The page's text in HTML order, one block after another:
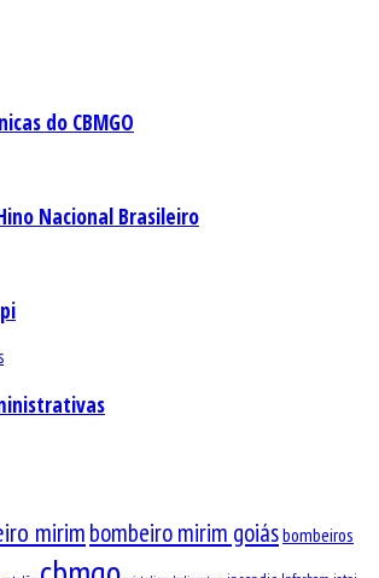
do CBMGO
Nacional Brasileiro
mirimbombeiro mirim goiásbombeiros